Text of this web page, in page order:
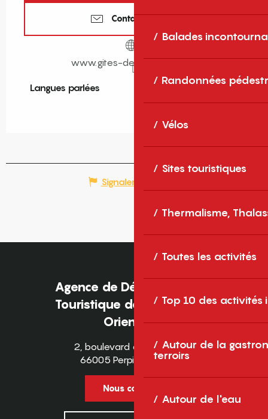
Balades
Randonnées
Vélos
Sites touristiques
Thermalisme,
Toutes les activités
Top 10 des activités
Autour de la
terroirs
Autour de l'eau
Contactez-nous
www.gites-de-france-sud.fr
Langues parlées
Langues parlées
Signaler une erreur
Agence de Développement
Touristique des Pyrénées-
Orientales
2, boulevard des Pyrénées
66005 Perpignan Cedex
Nous contacter